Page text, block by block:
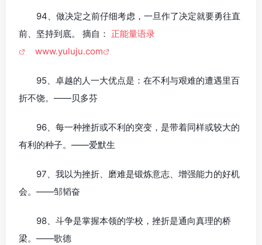
94、做决定之前仔细考虑，一旦作了决定就要勇往直
前、坚持到底。 摘自： 正能量语录
www.yuluju.com
95、卓越的人一大优点是：在不利与艰难的遭遇里百
折不饶。——贝多芬
96、每一种挫折或不利的突变，是带着同样或较大的
有利的种子。——爱默生
97、我以为挫折、磨难是锻炼意志、增强能力的好机
会。——邹韬奋
98、斗争是掌握本领的学校，挫折是通向真理的桥
梁。——歌德